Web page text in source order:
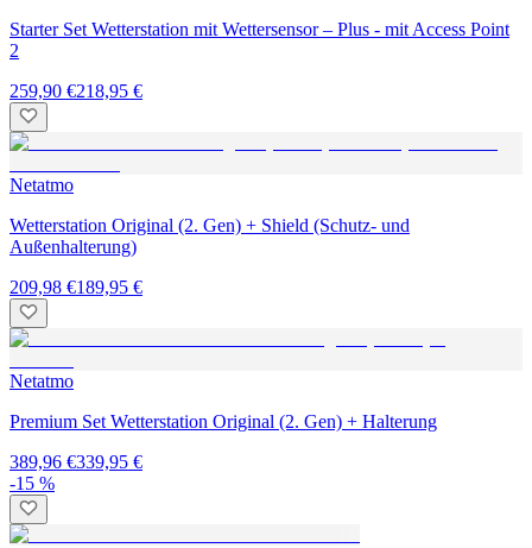
Starter Set Wetterstation mit Wettersensor – Plus - mit Access Point
2
259,90 €218,95 €
Netatmo
Wetterstation Original (2. Gen) + Shield (Schutz- und
Außenhalterung)
209,98 €189,95 €
Netatmo
Premium Set Wetterstation Original (2. Gen) + Halterung
389,96 €339,95 €
-15 %